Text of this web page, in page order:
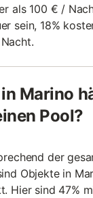
als 100 € /
sein, 18%
Marino
Pool?
der
Objekte in
Hier sind 47%